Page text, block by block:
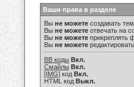
Ваши права в разделе
Вы не можете создавать
Вы не можете отвечать на
Вы не можете прикреплять
Вы не можете
BB коды Вкл.
Смайлы Вкл.
[IMG] код Вкл.
HTML код Выкл.